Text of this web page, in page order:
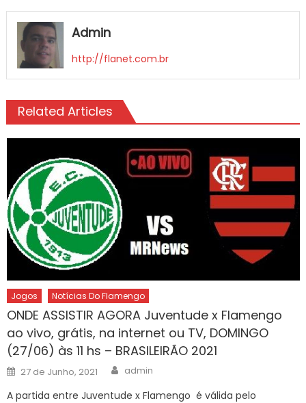
Admin
http://flanet.com.br
Related Articles
Jogos Notícias Do Flamengo
ONDE ASSISTIR AGORA Juventude x Flamengo
ao vivo, grátis, na internet ou TV, DOMINGO
(27/06) às 11 hs – BRASILEIRÃO 2021
Posted
on
27 de Junho, 2021 Author
admin
A partida entre Juventude x Flamengo é válida pelo